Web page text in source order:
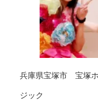
兵庫県宝塚市 宝塚
ジック